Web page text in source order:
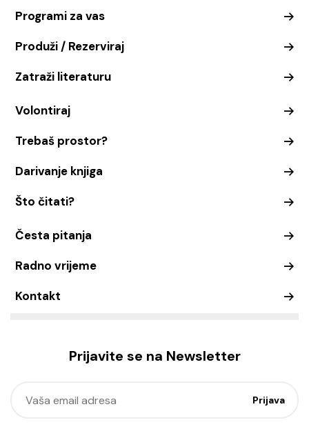
Programi za vas
Produži / Rezerviraj
Zatraži literaturu
Volontiraj
Trebaš prostor?
Darivanje knjiga
Što čitati?
Česta pitanja
Radno vrijeme
Kontakt
Prijavite se na Newsletter